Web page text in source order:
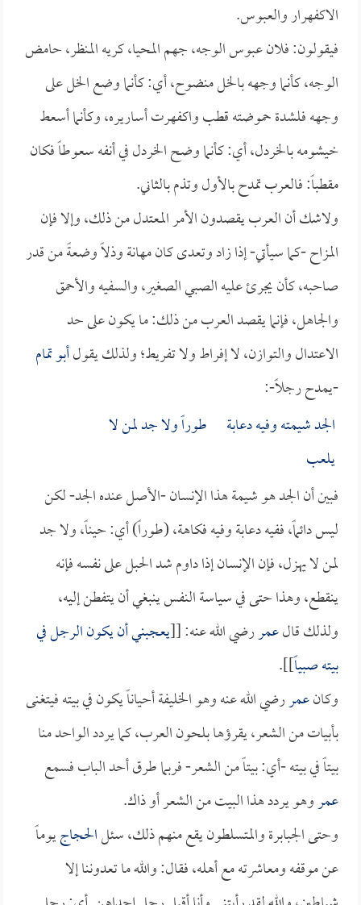
الاكفهرار والعبوس.
فيقولون: فلان عبوس الوجه، جهم المحيا، كريه المنظر، حامض
الوجه، كأنما وجهه بالخل منضوح، أي: كأنما وضع الخل على
وجهه فلشدة حموضته قطب واكفهرت أساريره، وكأنما أسعط
خيشومه بالخردل، أي: كأنما وضح الخردل في أنفه سعوطاً فكان
مقطباً: فالعرب تمدح بالأول وتذم بالثاني.
ولاشك أن العرب يقصدون الأمر المعتدل من ذلك، وإلا فإن
المزاح -كما سيأتي- إذا زاد وتعدى كان مهانة وذلاً وضعةً من قدر
صاحبه، كأن يجرئ عليه الصبي الصغير، والسفيه والأحمق
والجاهل، فإنما يقصد العرب من ذلك: ما يكون على حد
الاعتدال والتوازن، لا إفراط ولا تفريط؛ ولذلك يقولأبو تمام
-يمدح رجلاً-:
الجد شيمته وفيه دعابة طوراً ولا جد لمن لا
يلعب
فبين أن الجد هو شيمة هذا الإنسان -الأصل عنده الجد- لكن
ليس دائماً، ففيه دعابة وفيه فكاهة، (طوراً) أي: حيناً، ولا جد
لمن لا يهزل، فإن الإنسان إذا داوم شد الحبل على نفسه فإنه
ينقطع، وهذا حتى في سياسة النفس ينبغي أن يتفطن إليه،
ولذلك قالعمررضي الله عنه: [[يعجبني أن يكون الرجل في
بيته صبياً]].
وكانعمررضي الله عنه وهو الخليفة أحياناً يكون في بيته فيتغنى
بأبيات من الشعر، يقرؤها بلحون العرب، كما يردد الواحد منا
بيتاً في بيته -أي: بيتاً من الشعر- فربما طرق أحد الباب فسمع
عمروهو يردد هذا البيت من الشعر أو ذاك.
وحتى الجبابرة والمتسلطون يقع منهم ذلك، سئلالحجاجيوماً
عن موقفه ومعاشرته مع أهله، فقال: والله ما تعدوننا إلا